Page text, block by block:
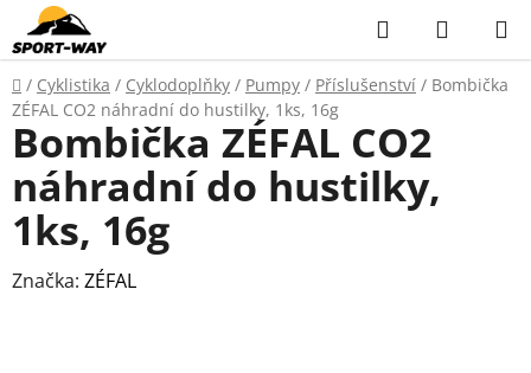
Přejít
na
obsah
Hledat
KOŠÍK
Domů
/ Cyklistika / Cyklodoplňky / Pumpy / Příslušenství / Bombička
ZÉFAL CO2 náhradní do hustilky, 1ks, 16g
Bombička ZÉFAL CO2
náhradní do hustilky,
1ks, 16g
Značka: ZÉFAL